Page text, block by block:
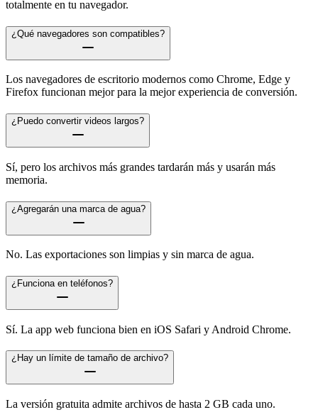
totalmente en tu navegador.
¿Qué navegadores son compatibles?
Los navegadores de escritorio modernos como Chrome, Edge y
Firefox funcionan mejor para la mejor experiencia de conversión.
¿Puedo convertir videos largos?
Sí, pero los archivos más grandes tardarán más y usarán más
memoria.
¿Agregarán una marca de agua?
No. Las exportaciones son limpias y sin marca de agua.
¿Funciona en teléfonos?
Sí. La app web funciona bien en iOS Safari y Android Chrome.
¿Hay un límite de tamaño de archivo?
La versión gratuita admite archivos de hasta 2 GB cada uno.